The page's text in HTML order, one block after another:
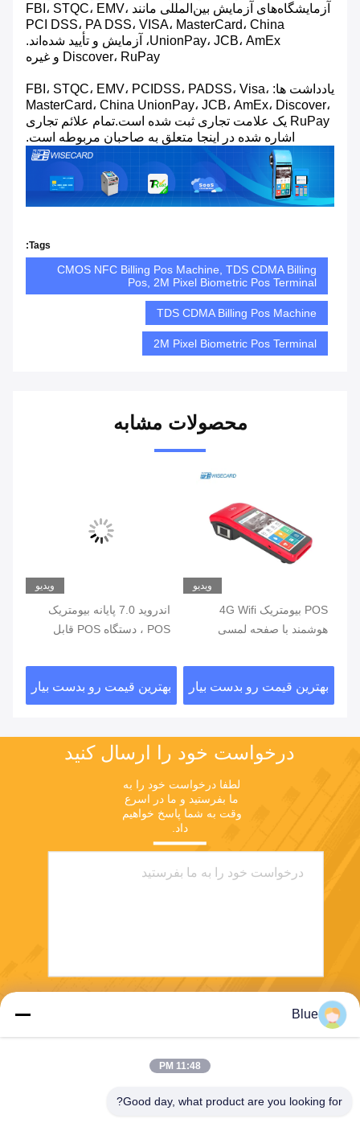
آزمایشگاه‌های آزمایش بین‌المللی مانند FBI، STQC، EMV،
PCI DSS، PA DSS، VISA، MasterCard، China
UnionPay، JCB، AmEx، آزمایش و تأیید شده‌اند.
Discover، RuPay و غیره
یادداشت ها: FBI، STQC، EMV، PCIDSS، PADSS، Visa،
MasterCard، China UnionPay، JCB، AmEx، Discover،
RuPay یک علامت تجاری ثبت شده است.تمام علائم تجاری
اشاره شده در اینجا متعلق به صاحبان مربوطه است.
Tags:
CMOS NFC Billing Pos Machine, TDS CDMA Billing
Pos, 2M Pixel Biometric Pos Terminal
TDS CDMA Billing Pos Machine
2M Pixel Biometric Pos Terminal
محصولات مشابه
ویدیو
POS بیومتریک 4G Wifi
هوشمند با صفحه لمسی
بهترین قیمت رو بدست بیار
ویدیو
اندروید 7.0 پایانه بیومتریک
POS ، دستگاه POS قابل
بهترین قیمت رو بدست بیار
درخواست خود را ارسال کنید
ما بفرستید و ما در اسرع
داد.
Blue
11:48 PM
Good day, what product are you looking for?